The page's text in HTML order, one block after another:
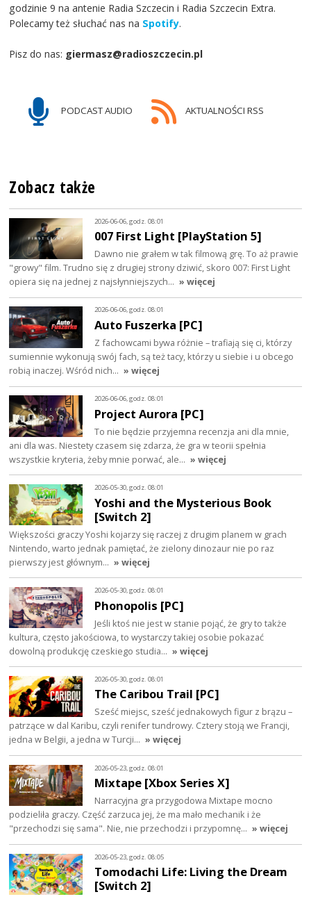
godzinie 9 na antenie Radia Szczecin i Radia Szczecin Extra.
Polecamy też słuchać nas na Spotify.
Pisz do nas: giermasz@radioszczecin.pl
PODCAST AUDIO AKTUALNOŚCI RSS
Zobacz także
2026-06-06, godz. 08:01
007 First Light [PlayStation 5]
Dawno nie grałem w tak filmową grę. To aż prawie
"growy" film. Trudno się z drugiej strony dziwić, skoro 007: First Light
opiera się na jednej z najsłynniejszych… » więcej
2026-06-06, godz. 08:01
Auto Fuszerka [PC]
Z fachowcami bywa różnie – trafiają się ci, którzy
sumiennie wykonują swój fach, są też tacy, którzy u siebie i u obcego
robią inaczej. Wśród nich… » więcej
2026-06-06, godz. 08:01
Project Aurora [PC]
To nie będzie przyjemna recenzja ani dla mnie,
ani dla was. Niestety czasem się zdarza, że gra w teorii spełnia
wszystkie kryteria, żeby mnie porwać, ale… » więcej
2026-05-30, godz. 08:01
Yoshi and the Mysterious Book
[Switch 2]
Większości graczy Yoshi kojarzy się raczej z drugim planem w grach
Nintendo, warto jednak pamiętać, że zielony dinozaur nie po raz
pierwszy jest głównym… » więcej
2026-05-30, godz. 08:01
Phonopolis [PC]
Jeśli ktoś nie jest w stanie pojąć, że gry to także
kultura, często jakościowa, to wystarczy takiej osobie pokazać
dowolną produkcję czeskiego studia… » więcej
2026-05-30, godz. 08:01
The Caribou Trail [PC]
Sześć miejsc, sześć jednakowych figur z brązu –
patrzące w dal Karibu, czyli renifer tundrowy. Cztery stoją we Francji,
jedna w Belgii, a jedna w Turcji… » więcej
2026-05-23, godz. 08:01
Mixtape [Xbox Series X]
Narracyjna gra przygodowa Mixtape mocno
podzieliła graczy. Część zarzuca jej, że ma mało mechanik i że
"przechodzi się sama". Nie, nie przechodzi i przypomnę… » więcej
2026-05-23, godz. 08:05
Tomodachi Life: Living the Dream
[Switch 2]